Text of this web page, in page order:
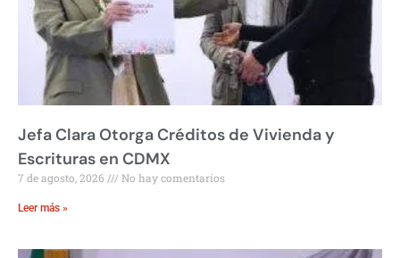
Jefa Clara Otorga Créditos de Vivienda y
Escrituras en CDMX
7 de agosto, 2026 No hay comentarios
Leer más »